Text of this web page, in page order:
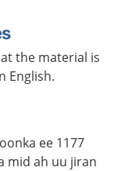
the material is
English.
ee 1177
mid ah uu jiran